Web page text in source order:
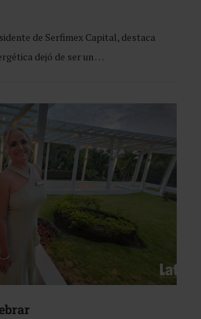
de Serfimex Capital, destaca
dejó de ser un …